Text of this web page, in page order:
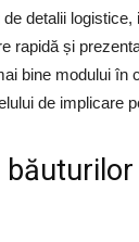
detalii
rapidă și
bine modului în
de implicare